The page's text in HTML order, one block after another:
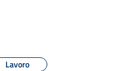
Lavoro